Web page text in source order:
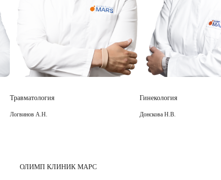
Гинекология
Донскова Н.В.
Гинекология
Майскова И.Ю.
ОЛИМП КЛИНИК МАРС